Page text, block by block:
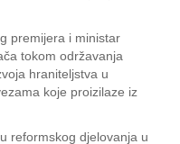
premijera i ministar
tokom održavanja
hraniteljstva u
koje proizilaze iz
reformskog djelovanja u